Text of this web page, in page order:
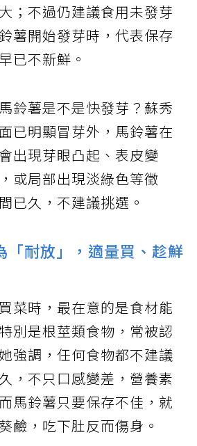
；不過仍建議食用未發芽
薯開始發芽時，代表保存
已不新鮮。
鈴薯是不是快發芽？蘇秀
已明顯冒芽外，馬鈴薯在
出現芽眼凸起、表皮變
或局部出現淡綠色等徵
已久，不建議挑選。
「耐放」，適量買、趁鮮
菜時，最在意的是食材能
別是根莖類食物，常被認
強調，任何食物都不建議
，不只口感變差，營養素
馬鈴薯只要保存不佳，就
鹼，吃下肚反而傷身。